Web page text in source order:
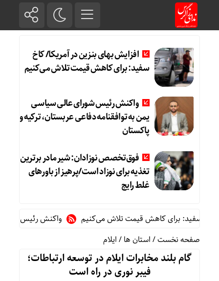
افزایش بهای بنزین در آمریکا/ کاخ
سفید: برای کاهش قیمت تلاش می‌کنیم
واکنش رئیس شورای عالی سیاسی
یمن به توافقنامه دفاعی عربستان، ترکیه و
پاکستان
فوق‌تخصص نوزادان: شیر مادر برترین
تغذیه برای نوزاد است/پرهیز از باورهای
غلط رایج
سفید: برای کاهش قیمت تلاش می‌کنیم
واکنش رئیس شورای
صفحه نخست/استان ها/ایلام
گام بلند مخابرات ایلام در توسعه ارتباطات؛
فیبر نوری در راه است